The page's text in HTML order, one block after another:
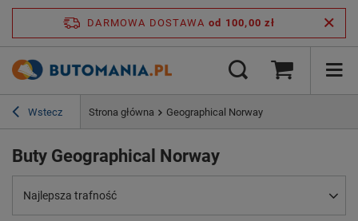
DARMOWA DOSTAWA od 100,00 zł
Wstecz Strona główna Geographical Norway
Buty Geographical Norway
Najlepsza trafność